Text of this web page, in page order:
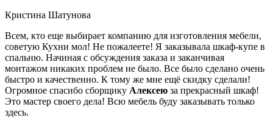
Кристина Шатунова
Всем, кто еще выбирает компанию для изготовления мебели,
советую Кухни мол! Не пожалеете! Я заказывала шкаф-купе в
спальню. Начиная с обсуждения заказа и заканчивая
монтажом никаких проблем не было. Все было сделано очень
быстро и качественно. К тому же мне ещё скидку сделали!
Огромное спасибо сборщику Алексею за прекрасный шкаф!
Это мастер своего дела! Всю мебель буду заказывать только
здесь.